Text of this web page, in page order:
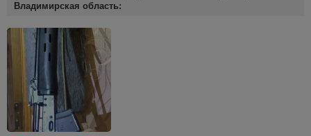
Владимирская область: